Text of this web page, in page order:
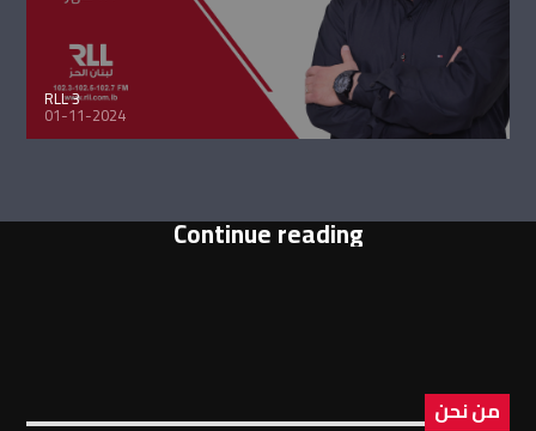
RLL 3
01-11-2024
Continue reading
من نحن